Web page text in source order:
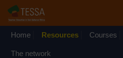
Home Resources Courses
The network
Si vous
pouvez